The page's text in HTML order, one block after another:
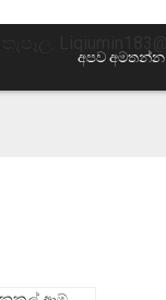
අපව අමතන්න